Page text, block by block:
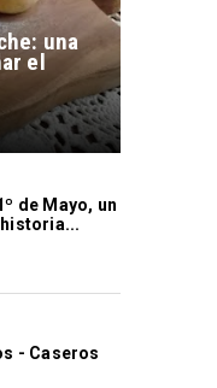
una
el
de Mayo, un
- Caseros